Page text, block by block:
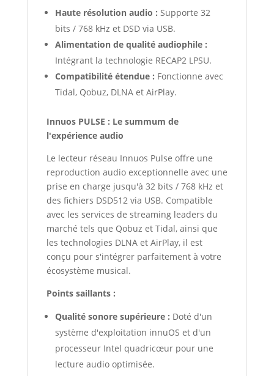
Haute résolution audio : Supporte 32
bits / 768 kHz et DSD via USB.
Alimentation de qualité audiophile :
Intégrant la technologie RECAP2 LPSU.
Compatibilité étendue : Fonctionne avec
Tidal, Qobuz, DLNA et AirPlay.
Innuos PULSE : Le summum de
l'expérience audio
Le lecteur réseau Innuos Pulse offre une
reproduction audio exceptionnelle avec une
prise en charge jusqu'à 32 bits / 768 kHz et
des fichiers DSD512 via USB. Compatible
avec les services de streaming leaders du
marché tels que Qobuz et Tidal, ainsi que
les technologies DLNA et AirPlay, il est
conçu pour s'intégrer parfaitement à votre
écosystème musical.
Points saillants :
Qualité sonore supérieure : Doté d'un
système d'exploitation innuOS et d'un
processeur Intel quadricœur pour une
lecture audio optimisée.